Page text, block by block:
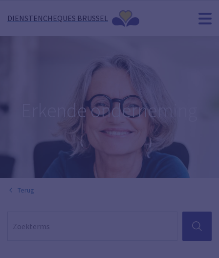
DIENSTENCHEQUES BRUSSEL
Erkende onderneming
Terug
ZOEKEN